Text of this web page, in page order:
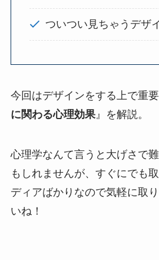
ついつい見ちゃうデザ
今回はデザインをする上で重
に関わる心理効果』を解説。
心理学なんて言うと大げさで
もしれませんが、すぐにでも
ディアばかりなので気軽に取
いね！